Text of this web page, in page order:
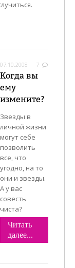
07.10.2008 7
Когда вы
ему
измените?
Звезды в
личной жизни
могут себе
позволить
все, что
угодно, на то
они и звезды.
А у вас
совесть
чиста?
Читать
далее...